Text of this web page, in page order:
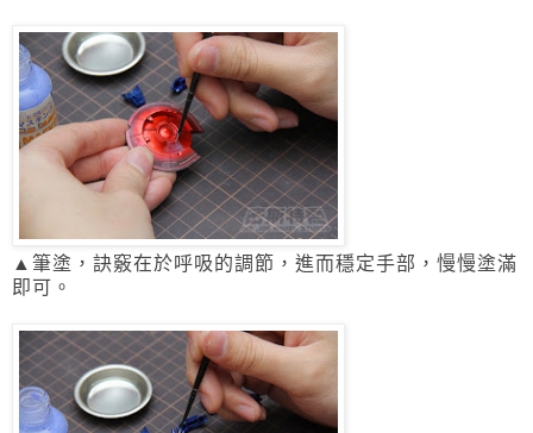
▲筆塗，訣竅在於呼吸的調節，進而穩定手部，慢慢塗滿
即可。